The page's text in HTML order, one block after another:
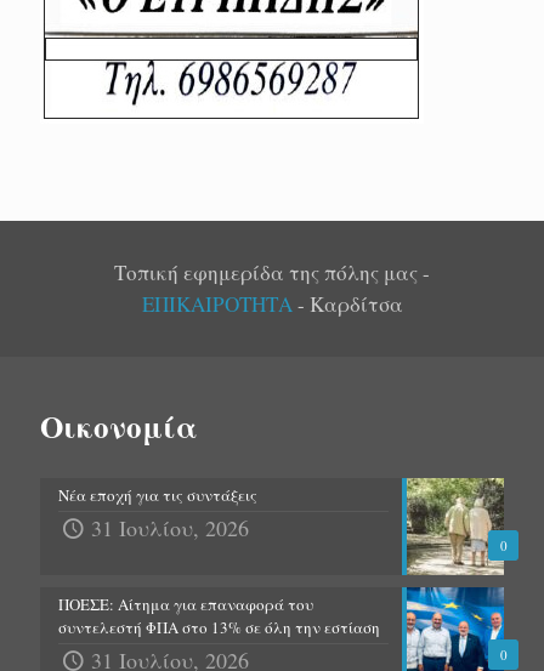
Τοπική εφημερίδα της πόλης μας -
ΕΠΙΚΑΙΡΟΤΗΤΑ - Καρδίτσα
Οικονομία
0
Νέα εποχή για τις συντάξεις
31 Ιουλίου, 2026
0
ΠΟΕΣΕ: Αίτημα για επαναφορά του
συντελεστή ΦΠΑ στο 13% σε όλη την εστίαση
31 Ιουλίου, 2026